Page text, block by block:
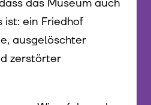
das Museum auch
ist: ein Friedhof
ausgelöschter
zerstörter